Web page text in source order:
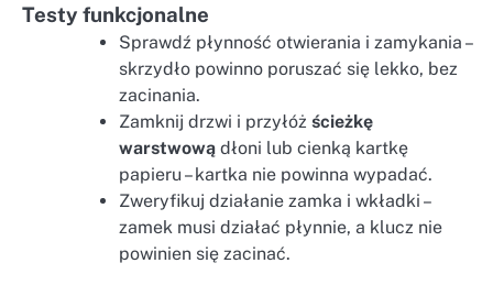
Testy funkcjonalne
Sprawdź płynność otwierania i zamykania –
skrzydło powinno poruszać się lekko, bez
zacinania.
Zamknij drzwi i przyłóż ścieżkę
warstwową dłoni lub cienką kartkę
papieru – kartka nie powinna wypadać.
Zweryfikuj działanie zamka i wkładki –
zamek musi działać płynnie, a klucz nie
powinien się zacinać.